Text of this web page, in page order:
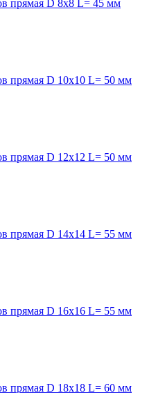
прямая D 8х8 L= 45 мм
прямая D 10х10 L= 50 мм
прямая D 12х12 L= 50 мм
прямая D 14х14 L= 55 мм
прямая D 16х16 L= 55 мм
прямая D 18х18 L= 60 мм